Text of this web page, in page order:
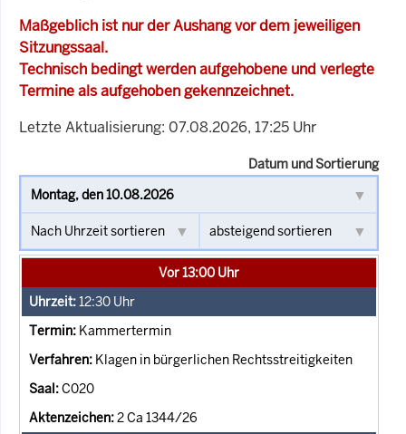
Maßgeblich ist nur der Aushang vor dem jeweiligen
Sitzungssaal.
Technisch bedingt werden aufgehobene und verlegte
Termine als aufgehoben gekennzeichnet.
Letzte Aktualisierung: 07.08.2026, 17:25 Uhr
Datum und Sortierung
Vor 13:00 Uhr
12:30 Uhr
Kammertermin
Klagen in bürgerlichen Rechtsstreitigkeiten
C020
2 Ca 1344/26